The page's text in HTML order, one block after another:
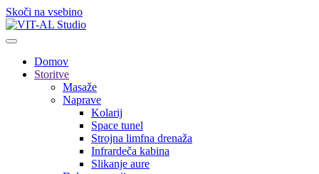
Skoči na vsebino
Domov
Storitve
Masaže
Naprave
Kolarij
Space tunel
Strojna limfna drenaža
Infrardeča kabina
Slikanje aure